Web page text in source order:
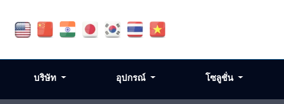
บริษัท อุปกรณ์ โซลูชั่น